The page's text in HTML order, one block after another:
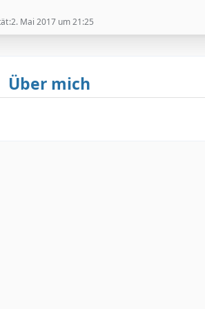
2. Mai 2017 um 21:25
Über mich